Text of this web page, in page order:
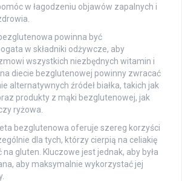
w łagodzeniu objawów zapalnych i
powinna być
w składniki odżywcze, aby
wszystkich niezbędnych witamin i
na diecie bezglutenowej powinny zwracać
alternatywnych źródeł białka, takich jak
produkty z mąki bezglutenowej, jak
ryżowa.
bezglutenowa oferuje szereg korzyści
dla tych, którzy cierpią na celiakię
gluten. Kluczowe jest jednak, aby była
aby maksymalnie wykorzystać jej